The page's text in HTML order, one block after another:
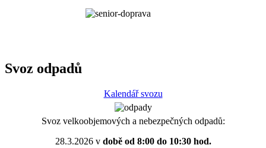
Svoz odpadů
Kalendář svozu
Svoz velkoobjemových a nebezpečných odpadů:
28.3.2026 vdobě od 8:00 do 10:30 hod.